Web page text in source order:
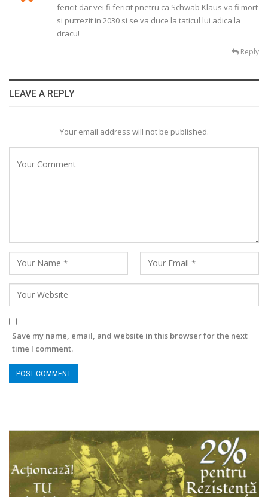
fericit dar vei fi fericit pnetru ca Schwab Klaus va fi mort
si putrezit in 2030 si se va duce la taticul lui adica la
dracu!
Reply
LEAVE A REPLY
Your email address will not be published.
Save my name, email, and website in this browser for the next
time I comment.